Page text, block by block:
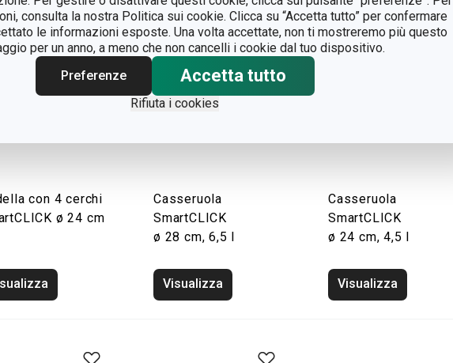
consulta la nostra Politica sui cookie. Clicca su “Accetta tutto” per confermare
le informazioni esposte. Una volta accettate, non ti mostreremo più questo
per un anno, a meno che non cancelli i cookie dal tuo dispositivo.
Preferenze
Accetta tutto
Rifiuta i cookies
con 4 cerchi
ø 24 cm
Casseruola
SmartCLICK
ø 28 cm, 6,5 l
Visualizza
Casseruola
SmartCLICK
ø 24 cm, 4,5 l
Visualizza